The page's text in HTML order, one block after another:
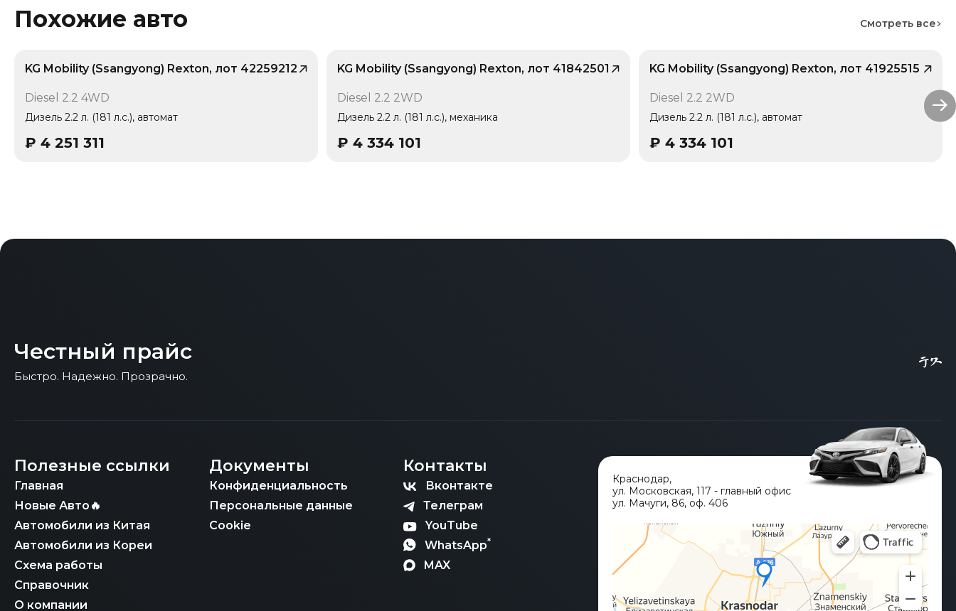
Похожие авто Смотреть все
KG Mobility (Ssangyong) Rexton, лот 42259212
/ 10
Diesel 2.2 4WD
Дизель 2.2 л. (181 л.с.), автомат
₽ 4 251 311
KG Mobility (Ssangyong) Rexton, лот 41842501
/ 10
Diesel 2.2 2WD
Дизель 2.2 л. (181 л.с.), механика
₽ 4 334 101
KG Mobility (Ssangyong) Rexton, лот 41925515
/ 10
Diesel 2.2 2WD
Дизель 2.2 л. (181 л.с.), автомат
₽ 4 334 101
Честный прайс
Быстро. Надежно. Прозрачно.
Полезные ссылки
Главная
Новые Авто🔥
Автомобили из Китая
Автомобили из Кореи
Схема работы
Справочник
О компании
Документы
Конфиденциальность
Персональные данные
Cookie
Контакты
Вконтакте
Телеграм
YouTube
WhatsApp*
MAX
Краснодар,
ул. Московская, 117 - главный офис
ул. Мачуги, 86, оф. 406